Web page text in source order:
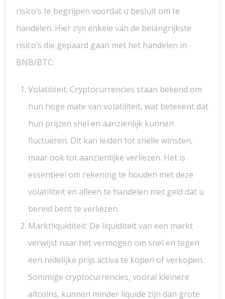
risico’s te begrijpen voordat u besluit om te
handelen. Hier zijn enkele van de belangrijkste
risico’s die gepaard gaan met het handelen in
BNB/BTC:
Volatiliteit: Cryptocurrencies staan bekend om
hun hoge mate van volatiliteit, wat betekent dat
hun prijzen snel en aanzienlijk kunnen
fluctueren. Dit kan leiden tot snelle winsten,
maar ook tot aanzienlijke verliezen. Het is
essentieel om rekening te houden met deze
volatiliteit en alleen te handelen met geld dat u
bereid bent te verliezen.
Marktliquiditeit: De liquiditeit van een markt
verwijst naar het vermogen om snel en tegen
een redelijke prijs activa te kopen of verkopen.
Sommige cryptocurrencies, vooral kleinere
altcoins, kunnen minder liquide zijn dan grote